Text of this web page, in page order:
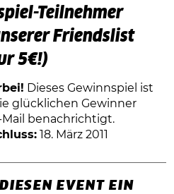
Teilnehmer
Friendslist
5€!)
Dieses Gewinnspiel ist
glücklichen Gewinner
benachrichtigt.
18. März 2011
EVENT EIN